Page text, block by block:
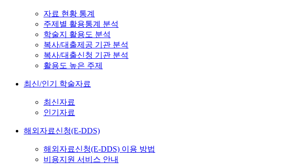
자료 현황 통계
주제별 활용통계 분석
학술지 활용도 분석
복사/대출제공 기관 분석
복사/대출신청 기관 분석
활용도 높은 주제
최신/인기 학술자료
최신자료
인기자료
해외자료신청(E-DDS)
해외자료신청(E-DDS) 이용 방법
비용지원 서비스 안내